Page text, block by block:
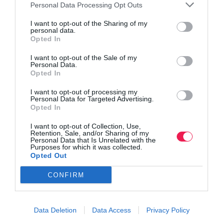
Personal Data Processing Opt Outs
I want to opt-out of the Sharing of my
personal data.
Opted In
I want to opt-out of the Sale of my
Personal Data.
Opted In
I want to opt-out of processing my
Personal Data for Targeted Advertising.
Opted In
I want to opt-out of Collection, Use,
Retention, Sale, and/or Sharing of my
Personal Data that Is Unrelated with the
Purposes for which it was collected.
Opted Out
CONFIRM
Data Deletion Data Access Privacy Policy